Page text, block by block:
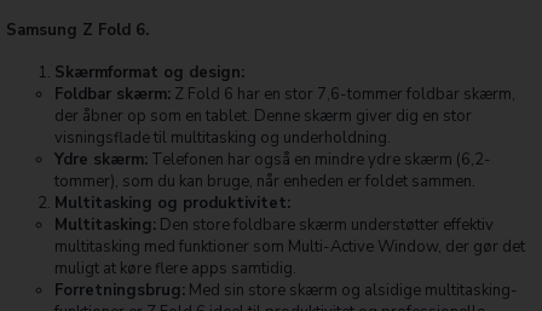
Samsung Z Fold 6.
Skærmformat og design:
Foldbar skærm: Z Fold 6 har en stor 7,6-tommer foldbar skærm,
der åbner op som en tablet. Denne skærm giver dig en stor
visningsflade til multitasking og underholdning.
Ydre skærm: Telefonen har også en mindre ydre skærm (6,2-
tommer), som du kan bruge, når enheden er foldet sammen.
Multitasking og produktivitet:
Multitasking: Den store foldbare skærm understøtter effektiv
multitasking med funktioner som Multi-Active Window, der gør det
muligt at køre flere apps samtidig.
Forretningsbrug: Med sin store skærm og alsidige multitasking-